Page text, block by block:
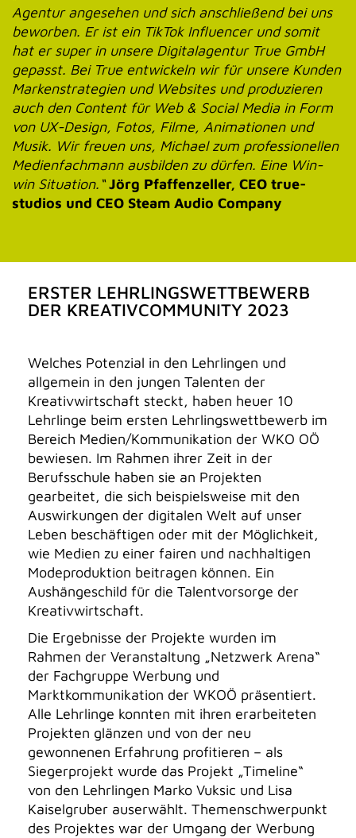
Agentur angesehen und sich anschließend bei uns
beworben. Er ist ein TikTok Influencer und somit
hat er super in unsere Digitalagentur True GmbH
gepasst. Bei True entwickeln wir für unsere Kunden
Markenstrategien und Websites und produzieren
auch den Content für Web & Social Media in Form
von UX-Design, Fotos, Filme, Animationen und
Musik. Wir freuen uns, Michael zum professionellen
Medienfachmann ausbilden zu dürfen. Eine Win-
win Situation.“ Jörg Pfaffenzeller, CEO true-
studios und CEO Steam Audio Company
ERSTER LEHRLINGSWETTBEWERB
DER KREATIVCOMMUNITY 2023
Welches Potenzial in den Lehrlingen und
allgemein in den jungen Talenten der
Kreativwirtschaft steckt, haben heuer 10
Lehrlinge beim ersten Lehrlingswettbewerb im
Bereich Medien/Kommunikation der WKO OÖ
bewiesen. Im Rahmen ihrer Zeit in der
Berufsschule haben sie an Projekten
gearbeitet, die sich beispielsweise mit den
Auswirkungen der digitalen Welt auf unser
Leben beschäftigen oder mit der Möglichkeit,
wie Medien zu einer fairen und nachhaltigen
Modeproduktion beitragen können. Ein
Aushängeschild für die Talentvorsorge der
Kreativwirtschaft.
Die Ergebnisse der Projekte wurden im
Rahmen der Veranstaltung „Netzwerk Arena“
der Fachgruppe Werbung und
Marktkommunikation der WKOÖ präsentiert.
Alle Lehrlinge konnten mit ihren erarbeiteten
Projekten glänzen und von der neu
gewonnenen Erfahrung profitieren – als
Siegerprojekt wurde das Projekt „Timeline“
von den Lehrlingen Marko Vuksic und Lisa
Kaiselgruber auserwählt. Themenschwerpunkt
des Projektes war der Umgang der Werbung